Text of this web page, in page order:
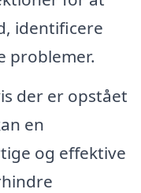
identificere
problemer.
der er opstået
en
og effektive